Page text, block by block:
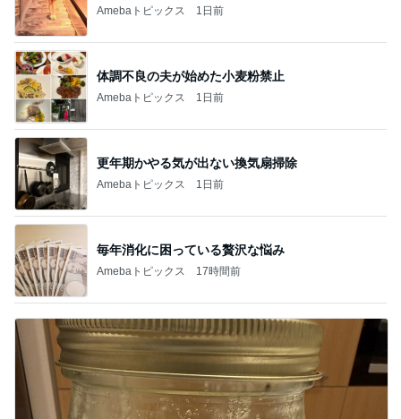
Amebaトピックス 1日前
体調不良の夫が始めた小麦粉禁止
Amebaトピックス 1日前
更年期かやる気が出ない換気扇掃除
Amebaトピックス 1日前
毎年消化に困っている贅沢な悩み
Amebaトピックス 17時間前